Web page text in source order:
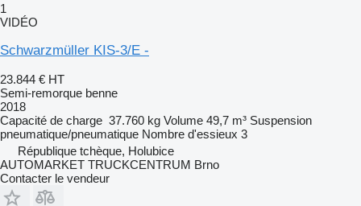
1
VIDÉO
Schwarzmüller KIS-3/E -
23.844 € HT
Semi-remorque benne
2018
Capacité de charge 37.760 kg Volume 49,7 m³ Suspension
pneumatique/pneumatique Nombre d'essieux 3
République tchèque, Holubice
AUTOMARKET TRUCKCENTRUM Brno
Contacter le vendeur